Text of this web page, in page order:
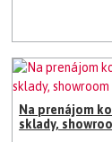
Na prenájom
sklady,